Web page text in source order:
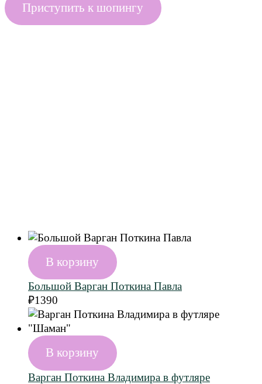
Приступить к шопингу
В корзину
Большой Варган Поткина Павла
₽1390
В корзину
Варган Поткина Владимира в футляре